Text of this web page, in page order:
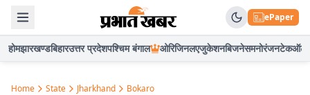
ePaper
होमझारखण्डबिहारउत्तर प्रदेशपश्चिम बंगाल ओरिजिनलएजुकेशनबिजनेसमनोरंजनटेकऑटो
Home State Jharkhand Bokaro